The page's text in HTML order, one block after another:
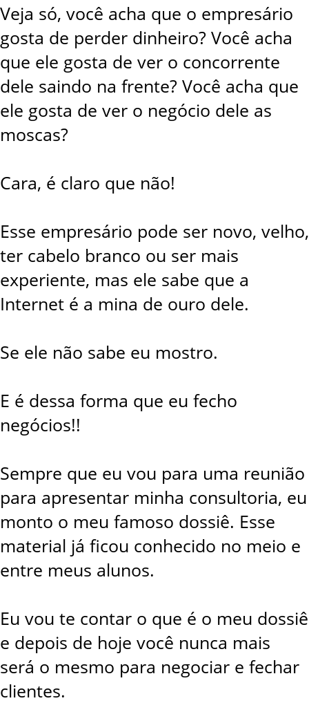
Veja só, você acha que o empresário
gosta de perder dinheiro? Você acha
que ele gosta de ver o concorrente
dele saindo na frente? Você acha que
ele gosta de ver o negócio dele as
moscas?
Cara, é claro que não!
Esse empresário pode ser novo, velho,
ter cabelo branco ou ser mais
experiente, mas ele sabe que a
Internet é a mina de ouro dele.
Se ele não sabe eu mostro.
E é dessa forma que eu fecho
negócios!!
Sempre que eu vou para uma reunião
para apresentar minha consultoria, eu
monto o meu famoso dossiê. Esse
material já ficou conhecido no meio e
entre meus alunos.
Eu vou te contar o que é o meu dossiê
e depois de hoje você nunca mais
será o mesmo para negociar e fechar
clientes.